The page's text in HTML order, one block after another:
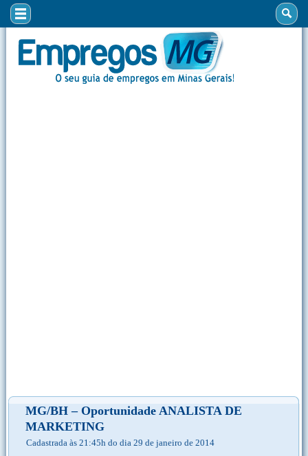
MG/BH – Oportunidade ANALISTA DE
MARKETING
Cadastrada às 21:45h do dia 29 de janeiro de 2014